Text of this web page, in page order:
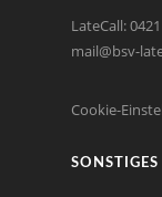
LateCall:
mail@bsv-
Cookie-
SONSTIGES